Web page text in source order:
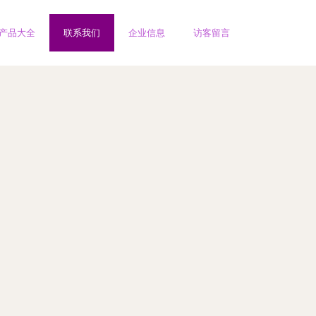
品大全 联系我们 企业信息 访客留言